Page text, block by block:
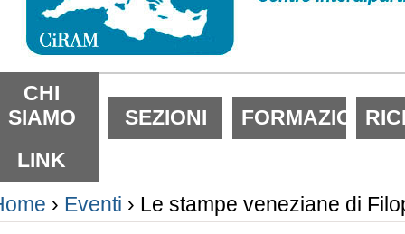
CHI
SIAMO
SEZIONI FORMAZIONE
LINK
› Eventi › Le stampe veneziane di